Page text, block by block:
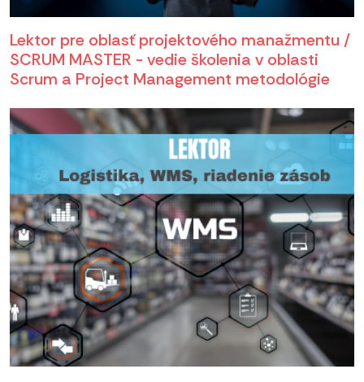
Lektor pre oblasť projektového manažmentu /
SCRUM MASTER - vedie školenia v oblasti
Scrum a Project Management metodológie